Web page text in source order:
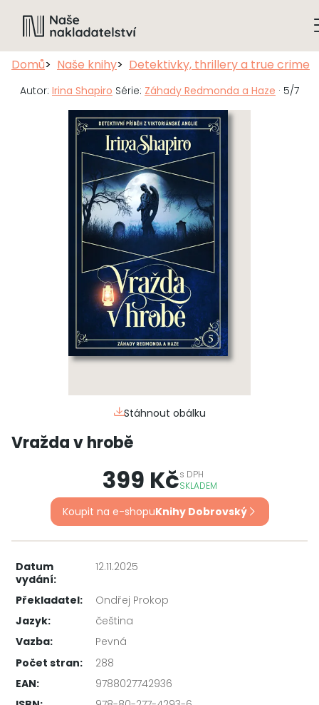
Domů Naše knihy Detektivky, thrillery a true crime
Autor: Irina Shapiro Série: Záhady Redmonda a Haze · 5/7
Stáhnout obálku
Vražda v hrobě
399 Kčs DPH
SKLADEM
Koupit na e-shopuKnihy Dobrovský
Datum
vydání:
12.11.2025
Překladatel:
Ondřej Prokop
Jazyk:
čeština
Vazba:
Pevná
Počet stran:
288
EAN:
9788027742936